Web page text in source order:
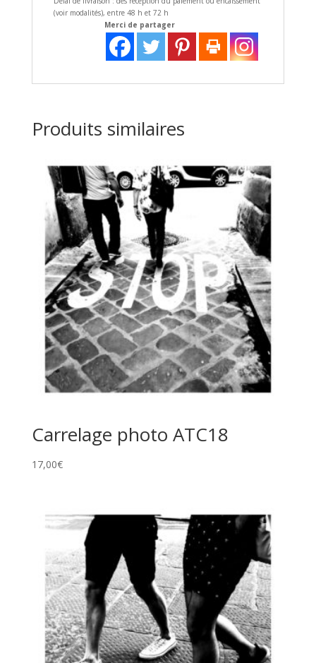
(voir modalités), entre 48 h et 72 h
Merci de partager
Produits similaires
Carrelage photo ATC18
17,00€